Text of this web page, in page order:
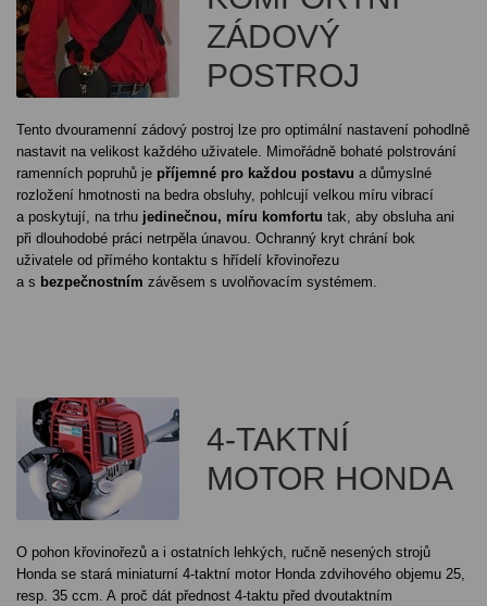
ZÁDOVÝ
POSTROJ
Tento dvouramenní zádový postroj lze pro optimální nastavení pohodlně
nastavit na velikost každého uživatele. Mimořádně bohaté polstrování
ramenních popruhů je příjemné pro každou postavu a důmyslné
rozložení hmotnosti na bedra obsluhy, pohlcují velkou míru vibrací
a poskytují, na trhu jedinečnou, míru komfortu tak, aby obsluha ani
při dlouhodobé práci netrpěla únavou. Ochranný kryt chrání bok
uživatele od přímého kontaktu s hřídelí křovinořezu
a s bezpečnostním závěsem s uvolňovacím systémem.
4-TAKTNÍ
MOTOR HONDA
O pohon křovinořezů a i ostatních lehkých, ručně nesených strojů
Honda se stará miniaturní 4-taktní motor Honda zdvihového objemu 25,
resp. 35 ccm. A proč dát přednost 4-taktu před dvoutaktním